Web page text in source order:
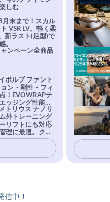
しむ
末まで！スカル
VSR LV。軽く柔
新ラスト(足型)で
。
ンペーン全商品
ボルブ ファント
ン・剛性・フィ
！EVOWRAPテ
ッジング性能を
Evo-74はTRAX
極小ホールドに
トリウス ナノリ
外トレーニング
リフトにも対応
理に最適。クラ
鍛えるギア。
信中！